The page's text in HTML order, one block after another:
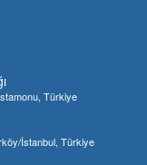
Türkiye
İstanbul, Türkiye